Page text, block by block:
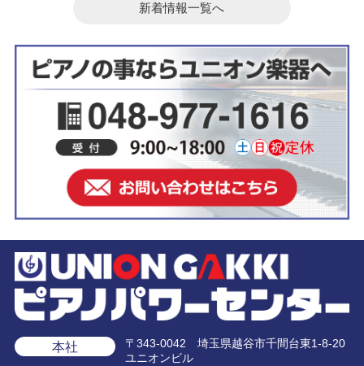
新着情報一覧へ
本社
〒343-0042 埼玉県越谷市千間台東1-8-20
ユニオンビル